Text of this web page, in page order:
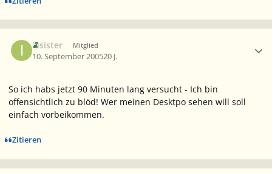
illsister Mitglied
10. September 200520 J.
So ich habs jetzt 90 Minuten lang versucht - Ich bin
offensichtlich zu blöd! Wer meinen Desktpo sehen will soll
einfach vorbeikommen.
Zitieren